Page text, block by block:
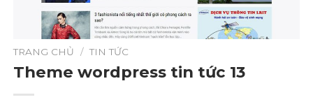
TRANG CHỦ / TIN TỨC
Theme wordpress tin tức 13